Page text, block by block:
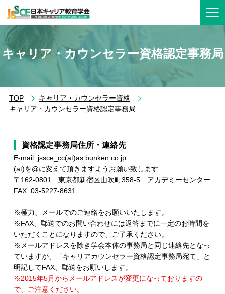
キャリア・カウンセラー資格認定事務局
TOP
キャリア・カウンセラー資格
キャリア・カウンセラー資格認定事務局
資格認定事務局住所・連絡先
E-mail: jssce_cc(at)as.bunken.co.jp
(at)を@に変えて頂きますようお願い致します
〒162-0801 東京都新宿区山吹町358-5 アカデミーセンター
FAX: 03-5227-8631
※極力、メールでのご連絡をお願いいたします。
※FAX、郵送でのお問い合わせには返答までに一定のお時間を
いただくことになりますので、ご了承ください。
※メールアドレスを除き学会本体の事務局と同じ連絡先となっ
ていますが、「キャリアカウンセラー資格認定事務局宛て」と
明記してFAX、郵送をお願いします。
※2015年5月からメールアドレスが変更になっておりますの
で、ご注意ください。